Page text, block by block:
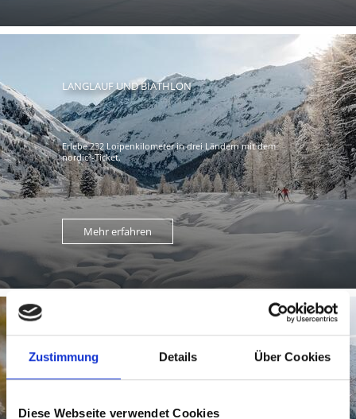
Zustimmung Details Über Cookies
Diese Webseite verwendet Cookies
LANGLAUF UND BIATHLON
Erlebe 232 Loipenkilometer in drei Ländern mit dem
nordic³-Ticket.
Mehr erfahren
WINTER- UND SCHNEESCHUHWANDERN